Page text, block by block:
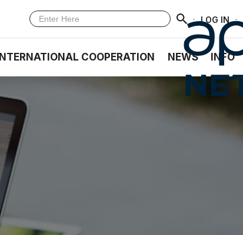
· LOG IN ·
INTERNATIONAL COOPERATION NEWS INFO